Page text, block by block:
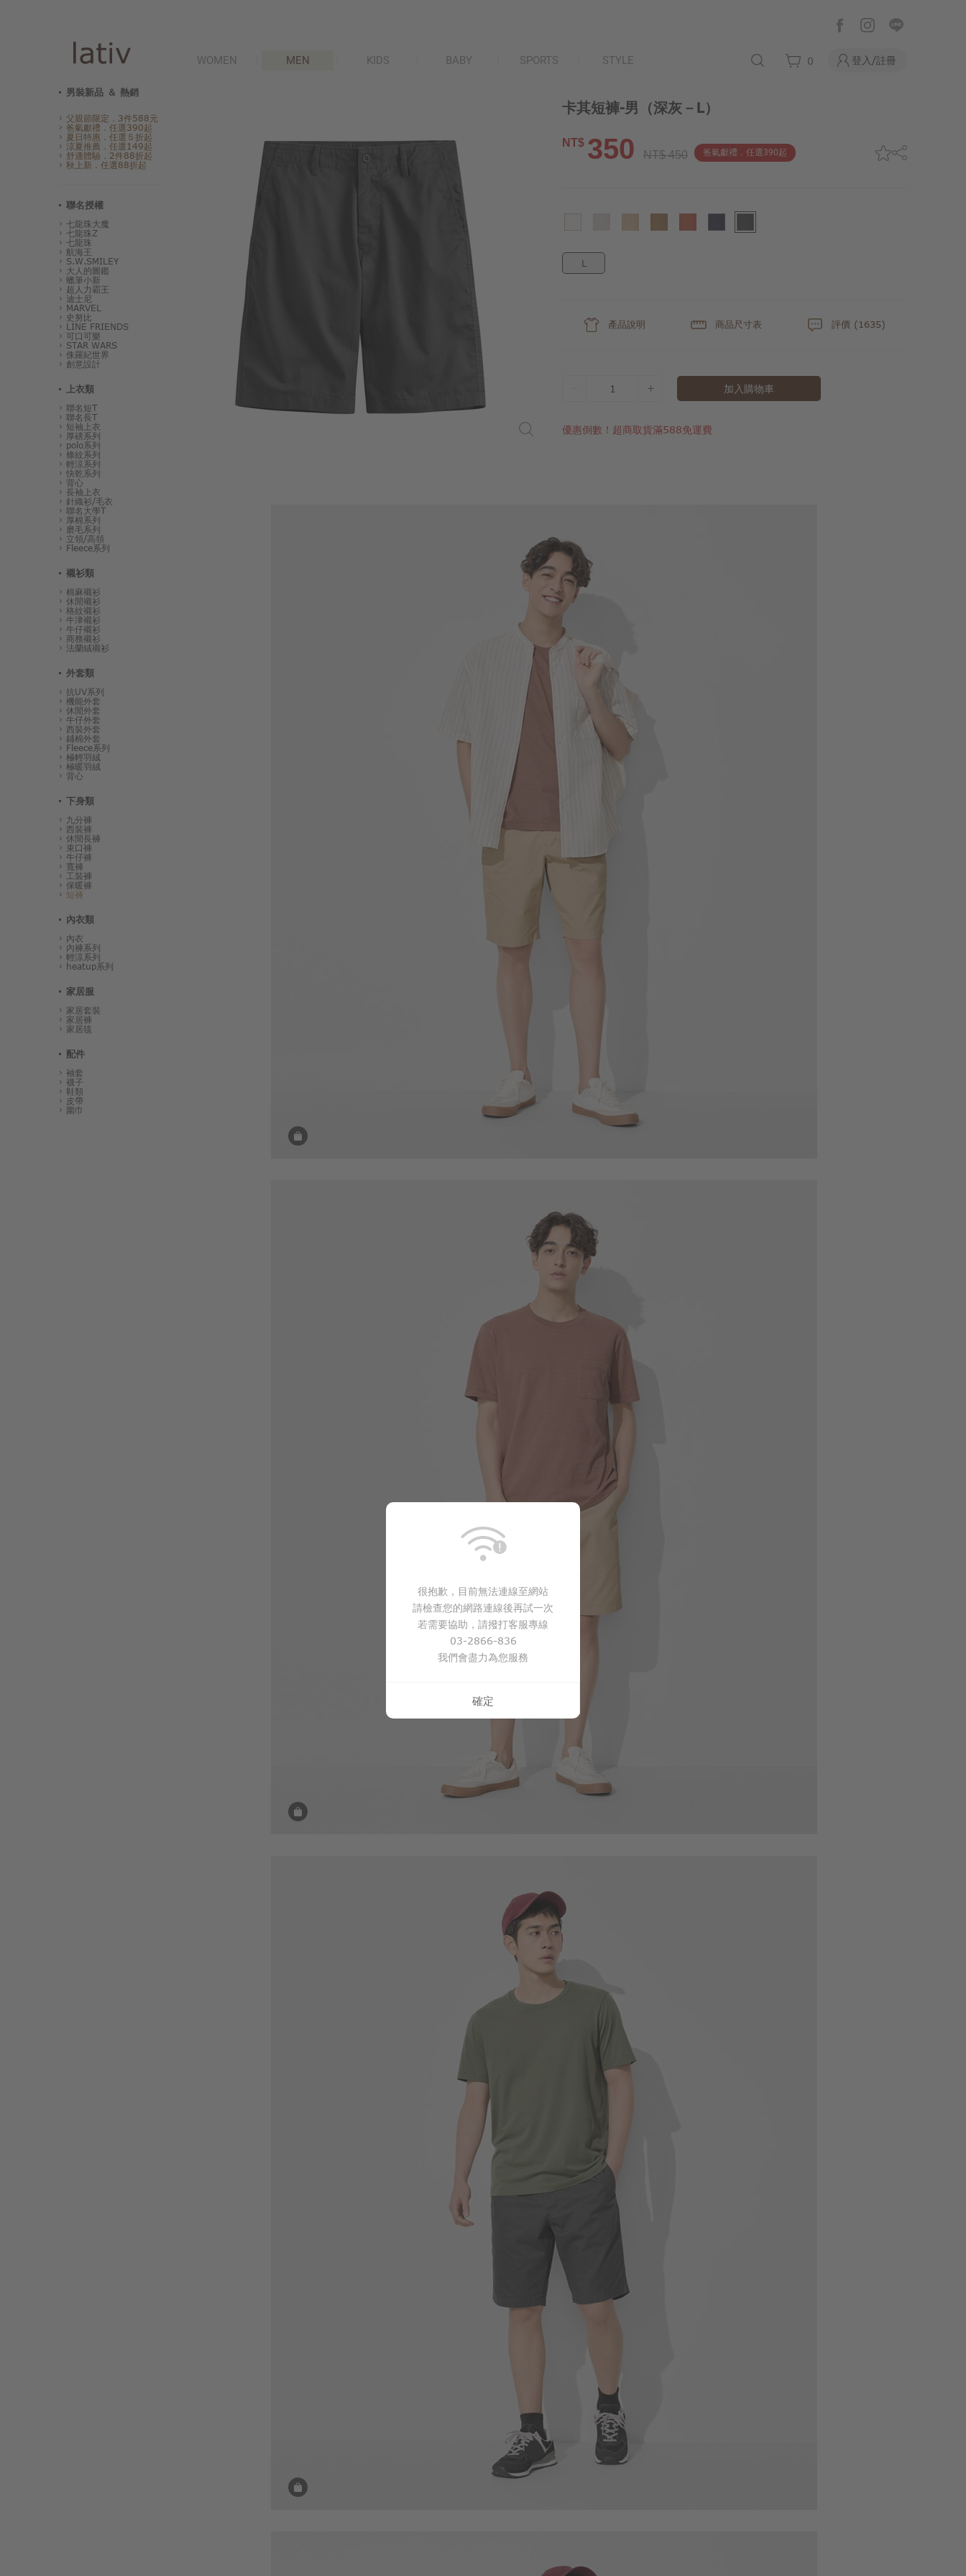
WOMEN MEN KIDS BABY SPORTS STYLE 0 登入/註冊
男裝新品 ＆ 熱銷
父親節限定．3件588元
爸氣獻禮．任選390起
夏日特惠．任選５折起
涼夏推薦．任選149起
舒適體驗．2件88折起
秋上新．任選88折起
聯名授權
七龍珠大魔
七龍珠Z
七龍珠
航海王
S.W.SMILEY
大人的圖鑑
蠟筆小新
超人力霸王
迪士尼
MARVEL
史努比
LINE FRIENDS
可口可樂
STAR WARS
侏羅紀世界
創意設計
上衣類
聯名短T
聯名長T
短袖上衣
厚磅系列
polo系列
條紋系列
輕涼系列
快乾系列
背心
長袖上衣
針織衫/毛衣
聯名大學T
厚棉系列
磨毛系列
立領/高領
Fleece系列
襯衫類
棉麻襯衫
休閒襯衫
格紋襯衫
牛津襯衫
牛仔襯衫
商務襯衫
法蘭絨襯衫
外套類
抗UV系列
機能外套
休閒外套
牛仔外套
西裝外套
鋪棉外套
Fleece系列
極輕羽絨
極暖羽絨
背心
下身類
九分褲
西裝褲
休閒長褲
束口褲
牛仔褲
寬褲
工裝褲
保暖褲
短褲
內衣類
內衣
內褲系列
輕涼系列
heatup系列
家居服
家居套裝
家居褲
家居毯
配件
袖套
襪子
鞋類
皮帶
圍巾
卡其短褲-男 （深灰－L）
NT$ 350 NT$ 450 爸氣獻禮．任選390起
L
產品說明 商品尺寸表 評價 (1635)
1 加入購物車
優惠倒數！超商取貨滿588免運費
260
$
很抱歉，目前無法連線至網站
請檢查您的網路連線後再試一次
若需要協助，請撥打客服專線
03-2866-836
我們會盡力為您服務
確定